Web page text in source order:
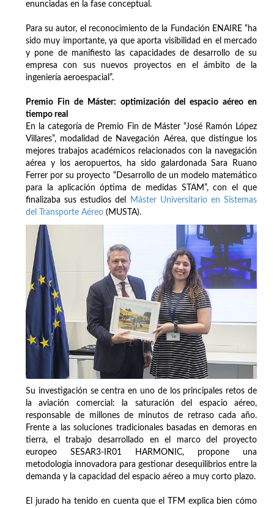
enunciadas en la fase conceptual.
Para su autor, el reconocimiento de la Fundación ENAIRE “ha
sido muy importante, ya que aporta visibilidad en el mercado
y pone de manifiesto las capacidades de desarrollo de su
empresa con sus nuevos proyectos en el ámbito de la
ingeniería aeroespacial”.
Premio Fin de Máster: optimización del espacio aéreo en
tiempo real
En la categoría de Premio Fin de Máster “José Ramón López
Villares”, modalidad de Navegación Aérea, que distingue los
mejores trabajos académicos relacionados con la navegación
aérea y los aeropuertos, ha sido galardonada Sara Ruano
Ferrer por su proyecto “Desarrollo de un modelo matemático
para la aplicación óptima de medidas STAM”, con el que
finalizaba sus estudios del
Máster Universitario en Sistemas
del Transporte Aéreo (MUSTA).
Su investigación se centra en uno de los principales retos de
la aviación comercial: la saturación del espacio aéreo,
responsable de millones de minutos de retraso cada año.
Frente a las soluciones tradicionales basadas en demoras en
tierra, el trabajo desarrollado en el marco del proyecto
europeo SESAR3-IR01 HARMONIC, propone una
metodología innovadora para gestionar desequilibrios entre la
demanda y la capacidad del espacio aéreo a muy corto plazo.
El jurado ha tenido en cuenta que el TFM explica bien cómo